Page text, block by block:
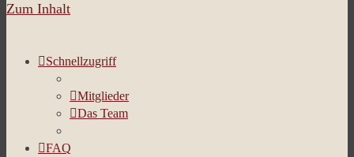
Zum Inhalt
Schnellzugriff
Mitglieder
Das Team
FAQ